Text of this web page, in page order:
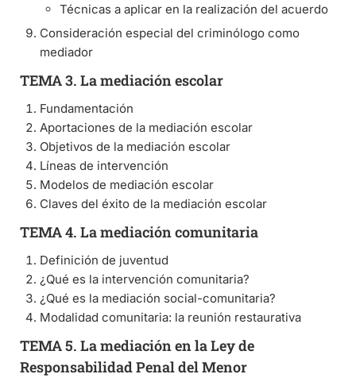
Técnicas a aplicar en la realización del acuerdo
Consideración especial del criminólogo como
mediador
TEMA 3. La mediación escolar
Fundamentación
Aportaciones de la mediación escolar
Objetivos de la mediación escolar
Líneas de intervención
Modelos de mediación escolar
Claves del éxito de la mediación escolar
TEMA 4. La mediación comunitaria
Definición de juventud
¿Qué es la intervención comunitaria?
¿Qué es la mediación social-comunitaria?
Modalidad comunitaria: la reunión restaurativa
TEMA 5. La mediación en la Ley de
Responsabilidad Penal del Menor